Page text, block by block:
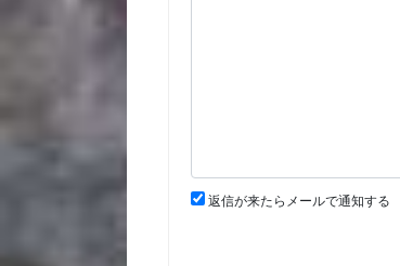
返信が来たらメールで通知する